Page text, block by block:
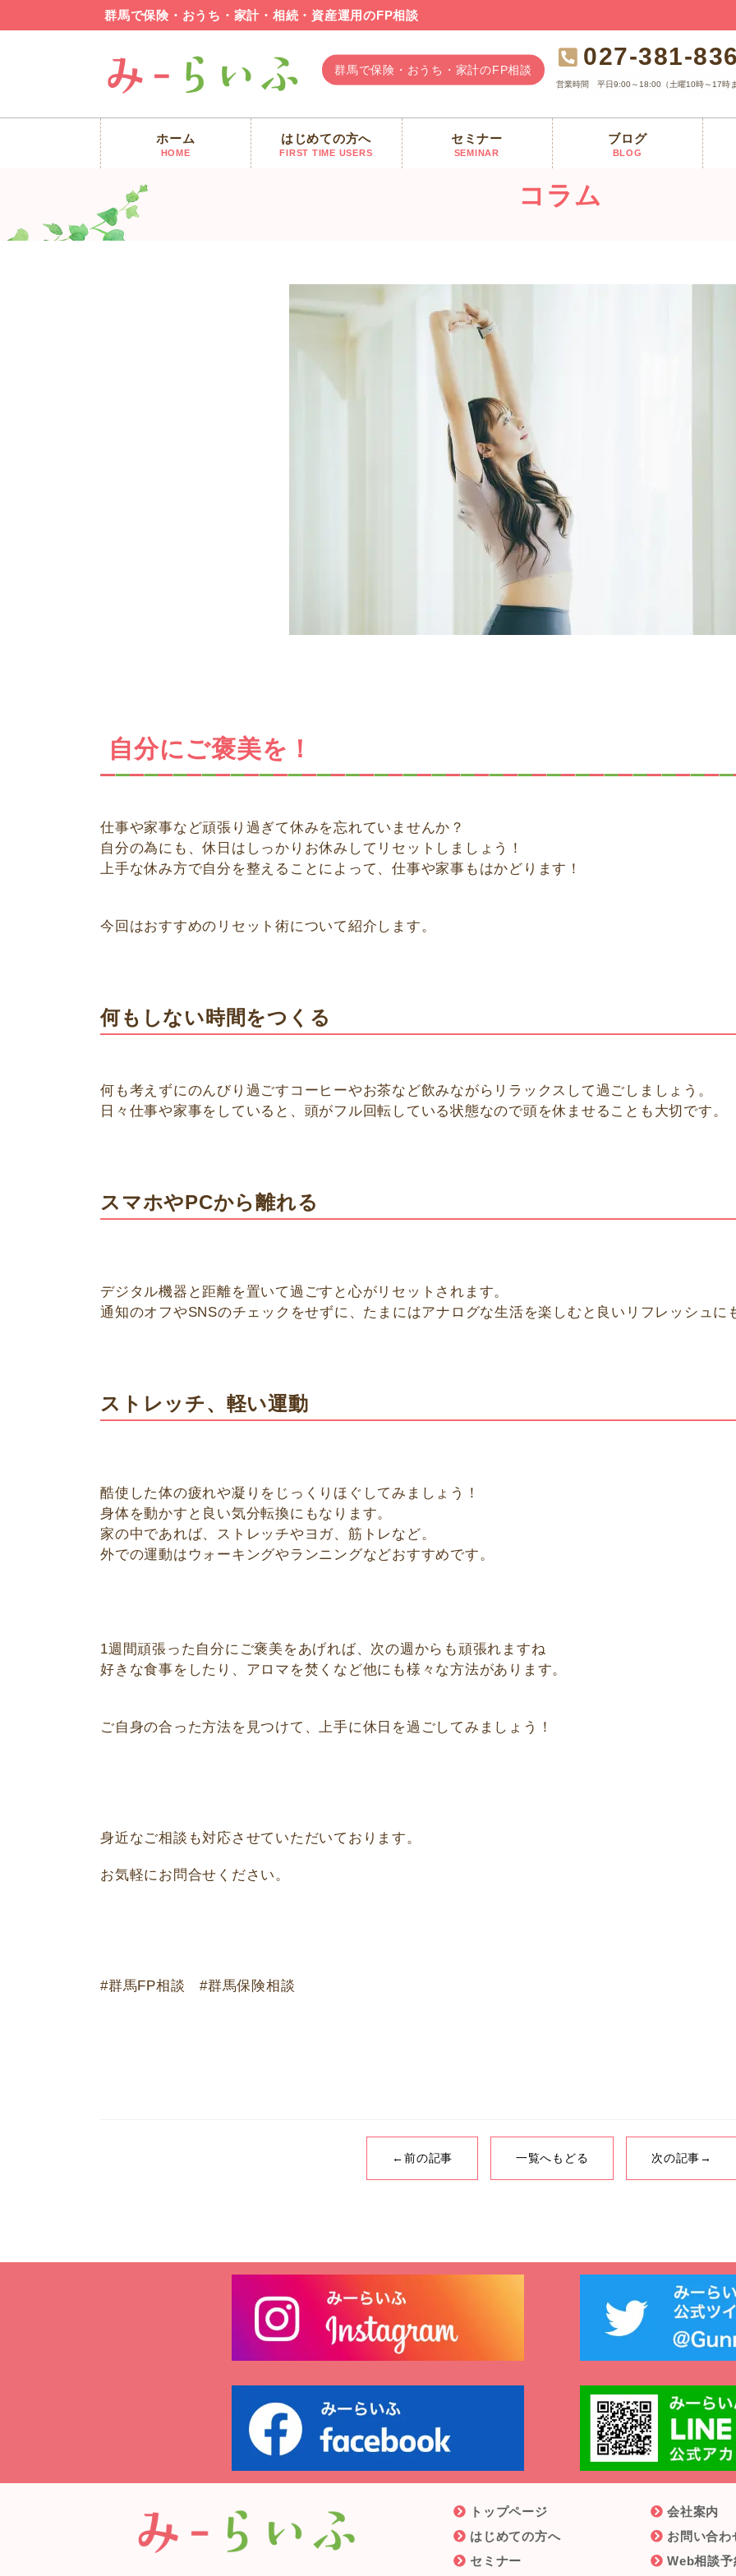
群馬で保険・おうち・家計・相続・資産運用のFP相談
群馬で保険・おうち・家計のFP相談 027-381-
営業時間 平日9:00～18:00（土曜10時～17時ま
ホーム
HOME
はじめての方へ
FIRST TIME USERS
セミナー
SEMINAR
ブログ
BLOG
みーらいふ >コラム 【群馬FP】自分にご褒美を
コラム
自分にご褒美を！
仕事や家事など頑張り過ぎて休みを忘れていませんか？
自分の為にも、休日はしっかりお休みしてリセットしましょう！
上手な休み方で自分を整えることによって、仕事や家事もはかどります！
今回はおすすめのリセット術について紹介します。
何もしない時間をつくる
何も考えずにのんびり過ごすコーヒーやお茶など飲みながらリラックスして過ごしましょう。
日々仕事や家事をしていると、頭がフル回転している状態なので頭を休ませることも大切です。
スマホやPCから離れる
デジタル機器と距離を置いて過ごすと心がリセットされます。
通知のオフやSNSのチェックをせずに、たまにはアナログな生活を楽しむと良いリフレッシュに
ストレッチ、軽い運動
酷使した体の疲れや凝りをじっくりほぐしてみましょう！
身体を動かすと良い気分転換にもなります。
家の中であれば、ストレッチやヨガ、筋トレなど。
外での運動はウォーキングやランニングなどおすすめです。
1週間頑張った自分にご褒美をあげれば、次の週からも頑張れますね
好きな食事をしたり、アロマを焚くなど他にも様々な方法があります。
ご自身の合った方法を見つけて、上手に休日を過ごしてみましょう！
身近なご相談も対応させていただいております。
お気軽にお問合せください。
#群馬FP相談 #群馬保険相談
←前の記事 一覧へもどる 次の記事→
トップページ
はじめての方へ
セミナー
会社案内
お問い合わ
Web相談予